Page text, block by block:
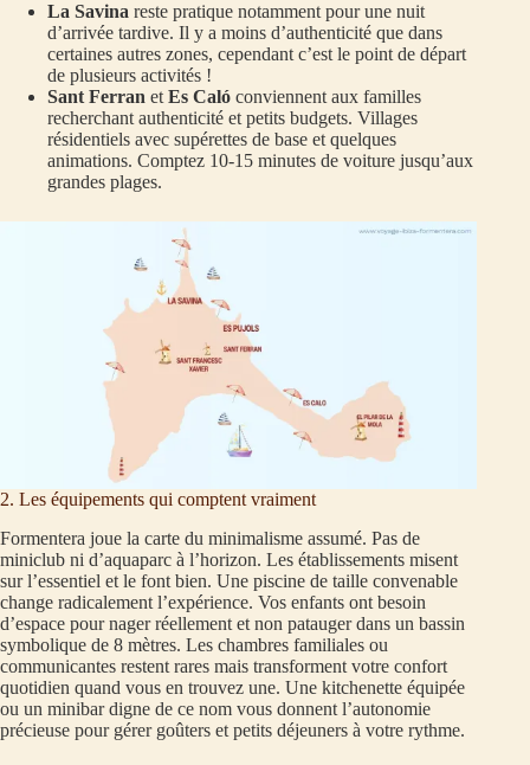
La Savina reste pratique notamment pour une nuit
d’arrivée tardive. Il y a moins d’authenticité que dans
certaines autres zones, cependant c’est le point de départ
de plusieurs activités !
Sant Ferran et Es Caló conviennent aux familles
recherchant authenticité et petits budgets. Villages
résidentiels avec supérettes de base et quelques
animations. Comptez 10-15 minutes de voiture jusqu’aux
grandes plages.
2. Les équipements qui comptent vraiment
Formentera joue la carte du minimalisme assumé. Pas de
miniclub ni d’aquaparc à l’horizon. Les établissements misent
sur l’essentiel et le font bien. Une piscine de taille convenable
change radicalement l’expérience. Vos enfants ont besoin
d’espace pour nager réellement et non patauger dans un bassin
symbolique de 8 mètres. Les chambres familiales ou
communicantes restent rares mais transforment votre confort
quotidien quand vous en trouvez une. Une kitchenette équipée
ou un minibar digne de ce nom vous donnent l’autonomie
précieuse pour gérer goûters et petits déjeuners à votre rythme.